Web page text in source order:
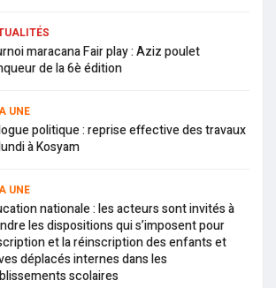
maracana Fair play : Aziz poulet
de la 6è édition
UNE
politique : reprise effective des travaux
à Kosyam
UNE
nationale : les acteurs sont invités à
les dispositions qui s’imposent pour
et la réinscription des enfants et
déplacés internes dans les
scolaires